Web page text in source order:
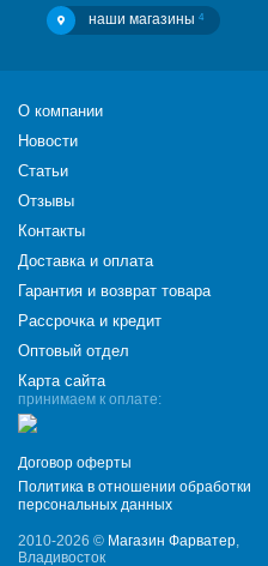
наши магазины 4
принимаем к оплате:
Договор оферты
Политика в отношении обработки
персональных данных
2010-2026 © Магазин Фарватер,
Владивосток
О компании
Новости
Статьи
Отзывы
Контакты
Доставка и оплата
Гарантия и возврат товара
Рассрочка и кредит
Оптовый отдел
Карта сайта